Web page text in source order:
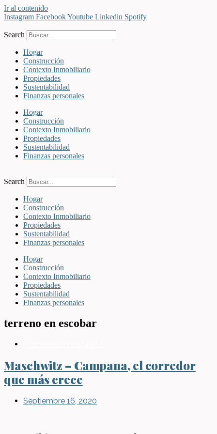
Ir al contenido
Instagram FacebookYoutube Linkedin Spotify
Search
Hogar
Construcción
Contexto Inmobiliario
Propiedades
Sustentabilidad
Finanzas personales
Hogar
Construcción
Contexto Inmobiliario
Propiedades
Sustentabilidad
Finanzas personales
Search
Hogar
Construcción
Contexto Inmobiliario
Propiedades
Sustentabilidad
Finanzas personales
Hogar
Construcción
Contexto Inmobiliario
Propiedades
Sustentabilidad
Finanzas personales
terreno en escobar
Maschwitz – Campana, el corredor
que más crece
Septiembre 16, 2020